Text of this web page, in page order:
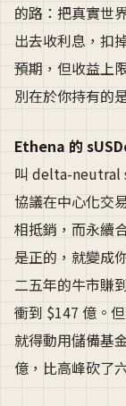
的路：把真實世
出去收利息，扣
預期，但收益上
別在於你持有的
Ethena 的
叫 delta-neutral
協議在中心化交
相抵銷，而永續
是正的，就變成
二五年的牛市賺
衝到 $147 億。
就得動用儲備基
億，比高峰砍了